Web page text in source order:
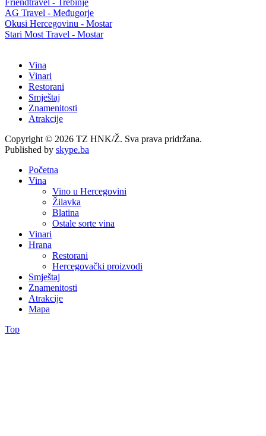
AG Travel - Međugorje
Okusi Hercegovinu - Mostar
Stari Most Travel - Mostar
Vina
Vinari
Restorani
Smještaj
Znamenitosti
Atrakcije
Copyright © 2026 TZ HNK/Ž. Sva prava pridržana.
Published by skype.ba
Početna
Vina
Vino u Hercegovini
Žilavka
Blatina
Ostale sorte vina
Vinari
Hrana
Restorani
Hercegovački proizvodi
Smještaj
Znamenitosti
Atrakcije
Mapa
Top